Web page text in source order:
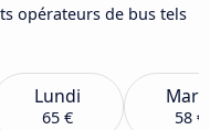
opérateurs de bus tels
Lundi
65 € 58 €